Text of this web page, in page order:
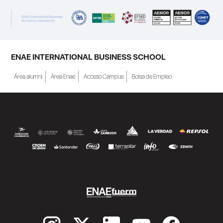
ENAE INTERNATIONAL BUSINESS SCHOOL
Área alumni Área Enae Acceso Campus Bolsa de Empleo